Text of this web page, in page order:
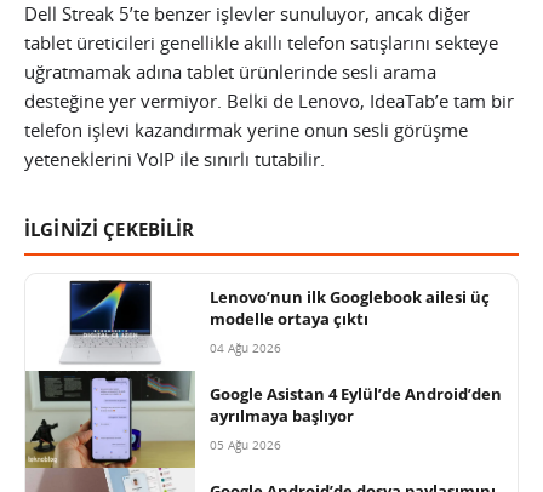
Dell Streak 5’te benzer işlevler sunuluyor, ancak diğer
tablet üreticileri genellikle akıllı telefon satışlarını sekteye
uğratmamak adına tablet ürünlerinde sesli arama
desteğine yer vermiyor. Belki de Lenovo, IdeaTab’e tam bir
telefon işlevi kazandırmak yerine onun sesli görüşme
yeteneklerini VoIP ile sınırlı tutabilir.
İLGİNİZİ ÇEKEBİLİR
Lenovo’nun ilk Googlebook ailesi üç
modelle ortaya çıktı
04 Ağu 2026
Google Asistan 4 Eylül’de Android’den
ayrılmaya başlıyor
05 Ağu 2026